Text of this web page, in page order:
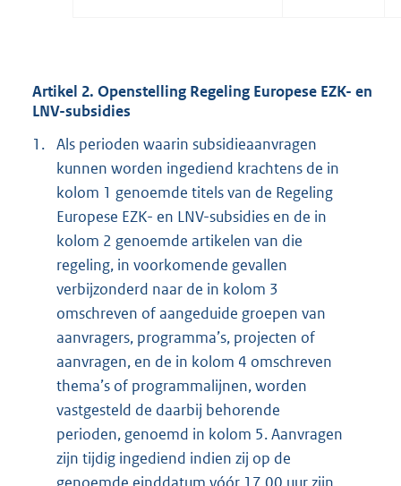
Artikel 2. Openstelling Regeling Europese EZK- en
LNV-subsidies
1. Als perioden waarin subsidieaanvragen
kunnen worden ingediend krachtens de in
kolom 1 genoemde titels van de Regeling
Europese EZK- en LNV-subsidies en de in
kolom 2 genoemde artikelen van die
regeling, in voorkomende gevallen
verbijzonderd naar de in kolom 3
omschreven of aangeduide groepen van
aanvragers, programma’s, projecten of
aanvragen, en de in kolom 4 omschreven
thema’s of programmalijnen, worden
vastgesteld de daarbij behorende
perioden, genoemd in kolom 5. Aanvragen
zijn tijdig ingediend indien zij op de